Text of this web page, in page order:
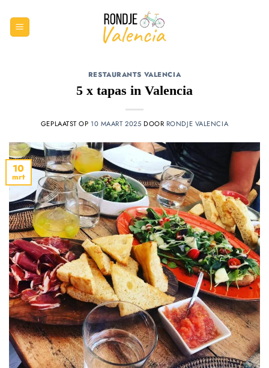
naar
inhoud
RESTAURANTS VALENCIA
5 x tapas in Valencia
GEPLAATST OP 10 MAART 2025 DOOR RONDJE VALENCIA
10
mrt